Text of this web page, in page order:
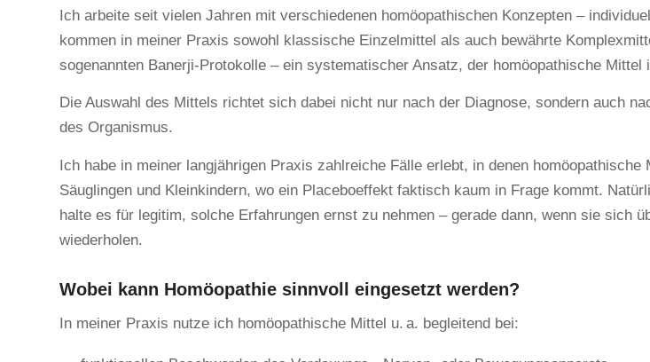
Ich arbeite seit vielen Jahren mit verschiedenen homöopathischen Konzepten –
kommen in meiner Praxis sowohl klassische Einzelmittel als auch bewährte
sogenannten Banerji-Protokolle – ein systematischer Ansatz, der homöopathische
Die Auswahl des Mittels richtet sich dabei nicht nur nach der Diagnose, sondern auch
des Organismus.
Ich habe in meiner langjährigen Praxis zahlreiche Fälle erlebt, in denen
Säuglingen und Kleinkindern, wo ein Placeboeffekt faktisch kaum in Frage kommt.
halte es für legitim, solche Erfahrungen ernst zu nehmen – gerade dann, wenn sie sich
wiederholen.
Wobei kann Homöopathie sinnvoll eingesetzt werden?
In meiner Praxis nutze ich homöopathische Mittel u. a. begleitend bei: